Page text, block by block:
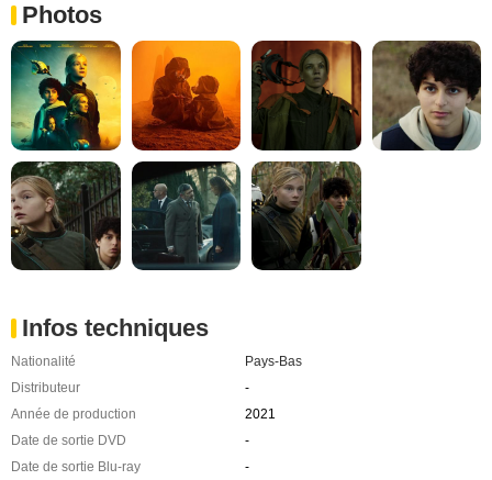
Photos
Infos techniques
Nationalité
Pays-Bas
Distributeur
-
Année de production
2021
Date de sortie DVD
-
Date de sortie Blu-ray
-